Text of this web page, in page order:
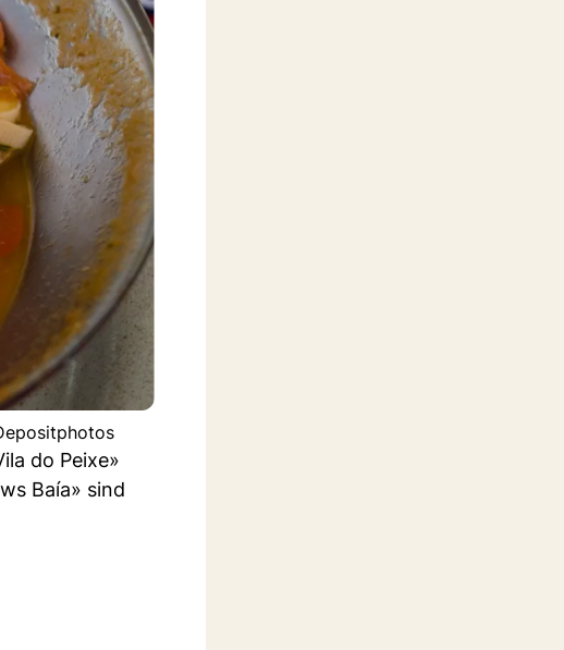
do Peixe»
Baía» sind